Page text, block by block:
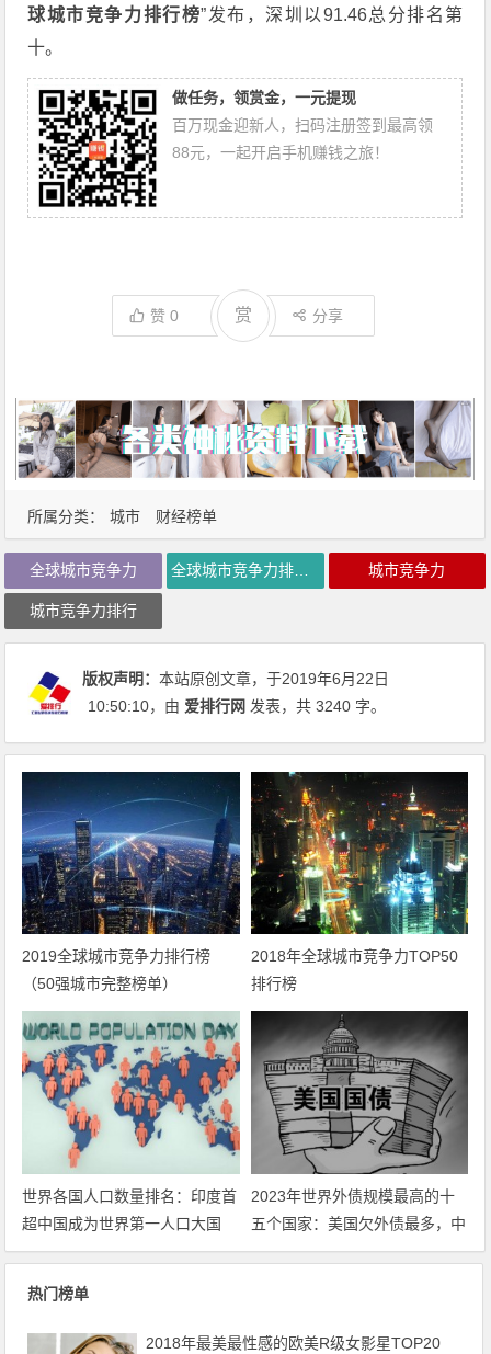
所属分类： 城市 财经榜单
球城市竞争力排行榜”发布，深圳以91.46总分排名第
十。
做任务，领赏金，一元提现
百万现金迎新人，扫码注册签到最高领
88元，一起开启手机赚钱之旅！
赞0 赏 分享
全球城市竞争力 城市竞争力
城市竞争力排行
版权声明：本站原创文章，于2019年6月22日
10:50:10，由 爱排行网 发表，共 3240 字。
2019全球城市竞争力排行榜
（50强城市完整榜单）
2018年全球城市竞争力TOP50
排行榜
世界各国人口数量排名：印度首
超中国成为世界第一人口大国
2023年世界外债规模最高的十
五个国家：美国欠外债最多，中
国第几？
热门榜单
2018年最美最性感的欧美R级女影星TOP20